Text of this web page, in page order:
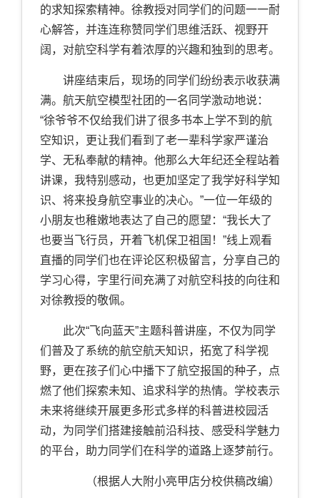
的求知探索精神。徐教授对同学们的问题一一耐
心解答，并连连称赞同学们思维活跃、视野开
阔，对航空科学有着浓厚的兴趣和独到的思考。
讲座结束后，现场的同学们纷纷表示收获满
满。航天航空模型社团的一名同学激动地说：
“徐爷爷不仅给我们讲了很多书本上学不到的航
空知识，更让我们看到了老一辈科学家严谨治
学、无私奉献的精神。他那么大年纪还全程站着
讲课，我特别感动，也更加坚定了我学好科学知
识、将来投身航空事业的决心。”一位一年级的
小朋友也稚嫩地表达了自己的愿望：“我长大了
也要当飞行员，开着飞机保卫祖国！”线上观看
直播的同学们也在评论区积极留言，分享自己的
学习心得，字里行间充满了对航空科技的向往和
对徐教授的敬佩。
此次“飞向蓝天”主题科普讲座，不仅为同学
们普及了系统的航空航天知识，拓宽了科学视
野，更在孩子们心中播下了航空报国的种子，点
燃了他们探索未知、追求科学的热情。学校表示
未来将继续开展更多形式多样的科普进校园活
动，为同学们搭建接触前沿科技、感受科学魅力
的平台，助力同学们在科学的道路上逐梦前行。
（根据人大附小亮甲店分校供稿改编）